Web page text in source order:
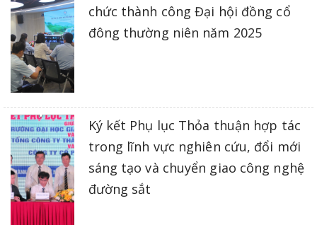
chức thành công Đại hội đồng cổ
đông thường niên năm 2025
Ký kết Phụ lục Thỏa thuận hợp tác
trong lĩnh vực nghiên cứu, đổi mới
sáng tạo và chuyển giao công nghệ
đường sắt